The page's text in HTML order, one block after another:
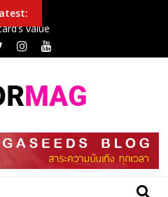
value
In Northeast
it easier to sleep in economy
shares gospel after winning